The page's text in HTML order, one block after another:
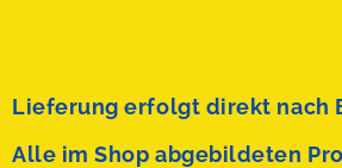
Lieferung erfolgt direkt nach
Alle im Shop abgebildeten